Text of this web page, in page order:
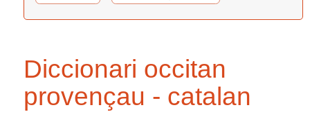
Diccionari occitan
provençau - catalan